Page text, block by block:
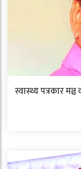
स्वास्थ्य पत्रकार